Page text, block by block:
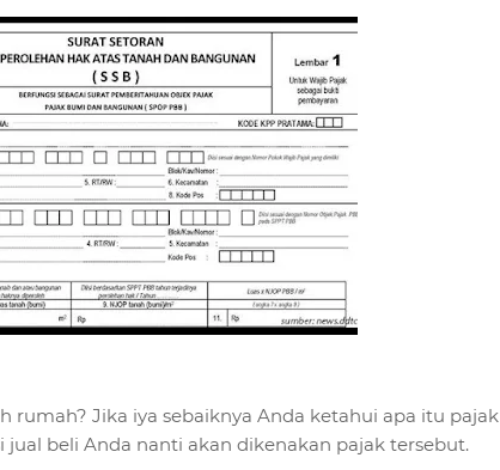
rumah? Jika iya sebaiknya Anda ketahui apa itu pajak
jual beli Anda nanti akan dikenakan pajak tersebut.